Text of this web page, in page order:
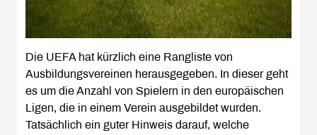
Die UEFA hat kürzlich eine Rangliste von
Ausbildungsvereinen herausgegeben. In dieser geht
es um die Anzahl von Spielern in den europäischen
Ligen, die in einem Verein ausgebildet wurden.
Tatsächlich ein guter Hinweis darauf, welche